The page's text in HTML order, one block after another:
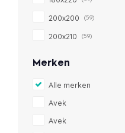
200x200 (59)
200x210 (59)
Merken
Alle merken
Avek
Avek